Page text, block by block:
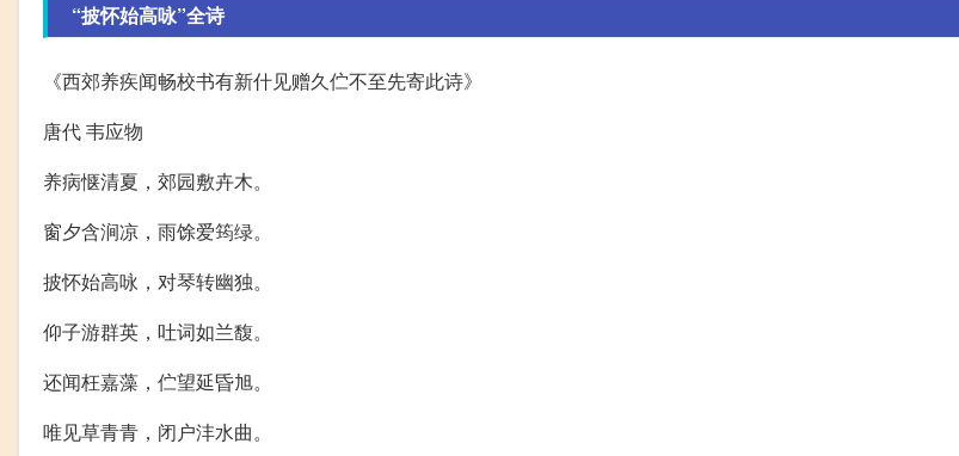
“披怀始高咏”全诗
《西郊养疾闻畅校书有新什见赠久伫不至先寄此诗》
唐代 韦应物
养病惬清夏，郊园敷卉木。
窗夕含涧凉，雨馀爱筠绿。
披怀始高咏，对琴转幽独。
仰子游群英，吐词如兰馥。
还闻枉嘉藻，伫望延昏旭。
唯见草青青，闭户沣水曲。